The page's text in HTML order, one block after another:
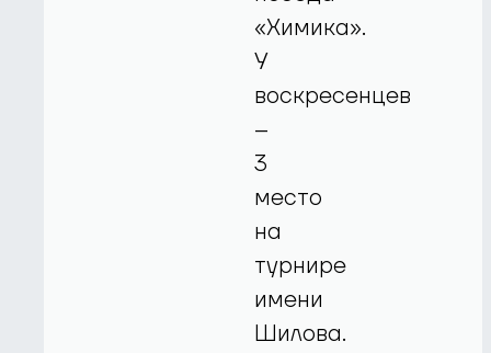
«Химика».
У
воскресенцев
–
3
место
на
турнире
имени
Шилова.